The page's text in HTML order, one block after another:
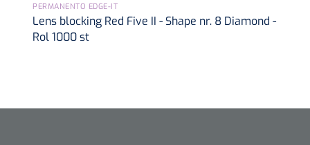
PERMANENTO EDGE-IT
Lens blocking Red Five II - Shape nr. 8 Diamond -
Rol 1000 st